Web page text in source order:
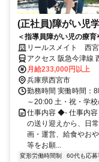
(正社員)障がい児
＜指導員障がい児の療
放課後等デイサービス
す。
リールスメイト 西
アクセス 阪急今津線
北口南西口徒歩約7分
「西宮北口」駅から徒
月給233,000円以上
兵庫県西宮市
勤務時間 実働時間：
～20:00 土・祝・学
仕事内容 ◆- 仕事内
の送り迎えから、日
画・運営、給食やお
等をお願...
変形労働時間制 60代も応募